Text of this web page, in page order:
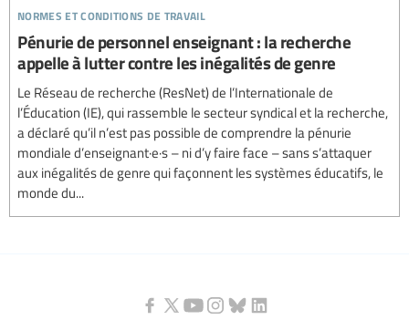
normes et conditions de travail
Pénurie de personnel enseignant : la recherche
appelle à lutter contre les inégalités de genre
Le Réseau de recherche (ResNet) de l’Internationale de
l’Éducation (IE), qui rassemble le secteur syndical et la recherche,
a déclaré qu’il n’est pas possible de comprendre la pénurie
mondiale d’enseignant·e·s – ni d’y faire face – sans s’attaquer
aux inégalités de genre qui façonnent les systèmes éducatifs, le
monde du...